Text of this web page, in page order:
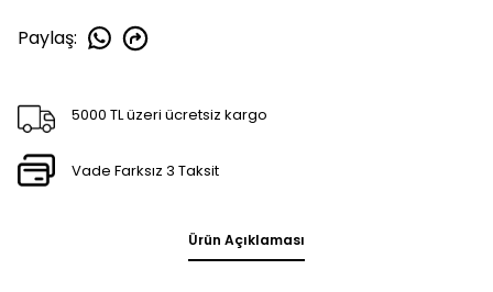
Paylaş:
5000 TL üzeri ücretsiz kargo
Vade Farksız 3 Taksit
Ürün Açıklaması